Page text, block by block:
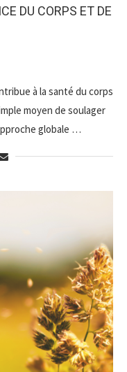
DU CORPS ET DE
à la santé du corps
moyen de soulager
globale …